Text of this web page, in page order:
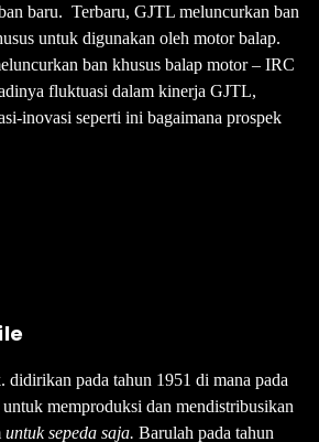
baru. Terbaru, GJTL meluncurkan ban
untuk digunakan oleh motor balap.
ban khusus balap motor – IRC
fluktuasi dalam kinerja GJTL,
inovasi seperti ini bagaimana prospek
pada tahun 1951 di mana pada
memproduksi dan mendistribusikan
untuk sepeda saja. Barulah pada tahun